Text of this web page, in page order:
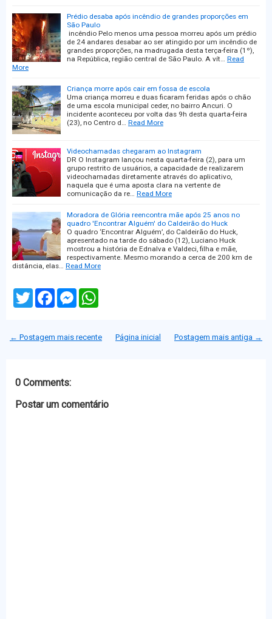
Prédio desaba após incêndio de grandes proporções em
São Paulo
incêndio Pelo menos uma pessoa morreu após um prédio
de 24 andares desabar ao ser atingido por um incêndio de
grandes proporções, na madrugada desta terça-feira (1º),
na República, região central de São Paulo. A vít… Read
More
Criança morre após cair em fossa de escola
Uma criança morreu e duas ficaram feridas após o chão
de uma escola municipal ceder, no bairro Ancuri. O
incidente aconteceu por volta das 9h desta quarta-feira
(23), no Centro d… Read More
Videochamadas chegaram ao Instagram
DR O Instagram lançou nesta quarta-feira (2), para um
grupo restrito de usuários, a capacidade de realizarem
videochamadas diretamente através do aplicativo,
naquela que é uma aposta clara na vertente de
comunicação da re… Read More
Moradora de Glória reencontra mãe após 25 anos no
quadro 'Encontrar Alguém' do Caldeirão do Huck
O quadro ‘Encontrar Alguém’, do Caldeirão do Huck,
apresentado na tarde do sábado (12), Luciano Huck
mostrou a história de Ednalva e Valdeci, filha e mãe,
respectivamente. Mesmo morando a cerca de 200 km de
distância, elas… Read More
T
w
e
F
o
M
n
A
← Postagem mais recente Postagem mais antiga →
Página inicial
0 Comments:
Postar um comentário